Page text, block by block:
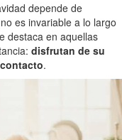
depende de
es invariable a lo largo
destaca en aquellas
disfrutan de su
.